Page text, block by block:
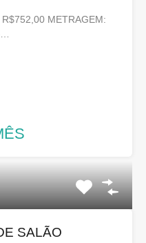
METRAGEM:
SALÃO